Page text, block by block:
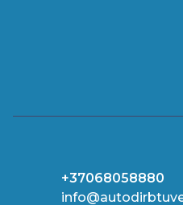
+37068058880